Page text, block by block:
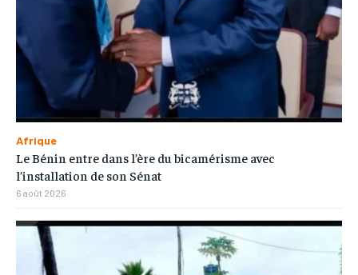
Afrique
Le Bénin entre dans l’ère du bicamérisme avec
l’installation de son Sénat
6 août 2026